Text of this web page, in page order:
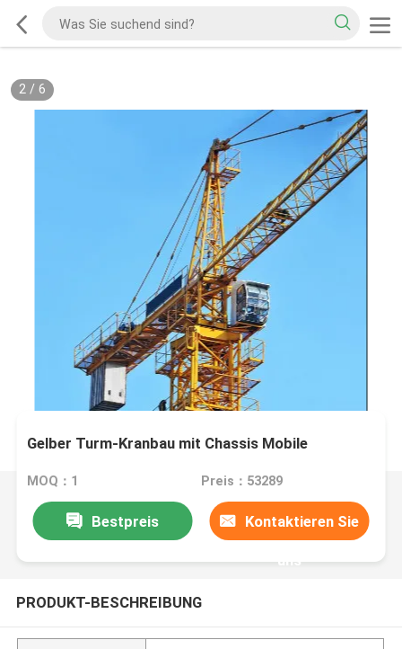
2/ 6
Gelber Turm-Kranbau mit Chassis Mobile
MOQ：1 Preis：53289
Bestpreis Kontaktieren Sie
uns
PRODUKT-BESCHREIBUNG